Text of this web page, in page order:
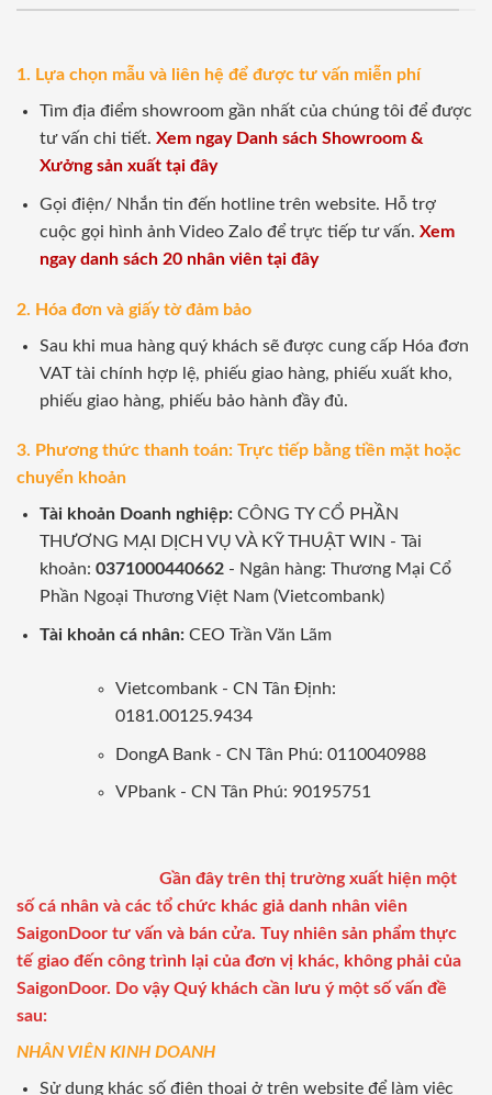
1. Lựa chọn mẫu và liên hệ để được tư vấn miễn phí
Tìm địa điểm showroom gần nhất của chúng tôi để được
tư vấn chi tiết. Xem ngay Danh sách Showroom &
Xưởng sản xuất tại đây
Gọi điện/ Nhắn tin đến hotline trên website. Hỗ trợ
cuộc gọi hình ảnh Video Zalo để trực tiếp tư vấn. Xem
ngay danh sách 20 nhân viên tại đây
2. Hóa đơn và giấy tờ đảm bảo
Sau khi mua hàng quý khách sẽ được cung cấp Hóa đơn
VAT tài chính hợp lệ, phiếu giao hàng, phiếu xuất kho,
phiếu giao hàng, phiếu bảo hành đầy đủ.
3. Phương thức thanh toán: Trực tiếp bằng tiền mặt hoặc
chuyển khoản
Tài khoản Doanh nghiệp:CÔNG TY CỔ PHẦN
THƯƠNG MẠI DỊCH VỤ VÀ KỸ THUẬT WIN - Tài
khoản: 0371000440662- Ngân hàng: Thương Mại Cổ
Phần Ngoại Thương Việt Nam (Vietcombank)
Tài khoản cá nhân: CEO Trần Văn Lãm
Vietcombank - CN Tân Định:
0181.00125.9434
DongA Bank - CN Tân Phú: 0110040988
VPbank - CN Tân Phú: 90195751
Gần đây trên thị trường xuất hiện một
số cá nhân và các tổ chức khác giả danh nhân viên
SaigonDoor tư vấn và bán cửa. Tuy nhiên sản phẩm thực
tế giao đến công trình lại của đơn vị khác, không phải của
SaigonDoor. Do vậy Quý khách cần lưu ý một số vấn đề
sau:
NHÂN VIÊN KINH DOANH
Sử dụng khác số điện thoại ở trên website để làm việc